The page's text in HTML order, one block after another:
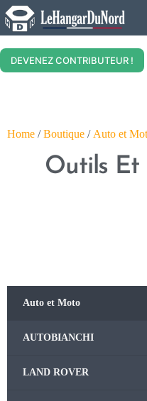
DEVENEZ CONTRIBUTEUR !
Home /Boutique / Auto et
Outils Et
Auto et Moto
AUTOBIANCHI
LAND ROVER